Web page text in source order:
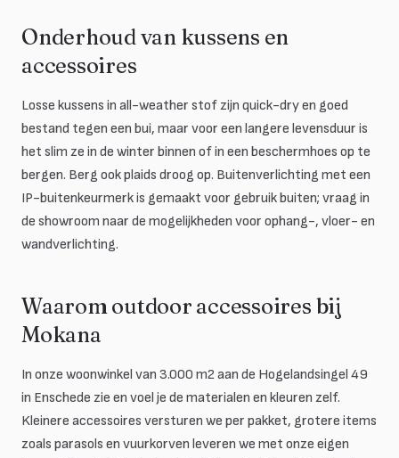
Onderhoud van kussens en
accessoires
Losse kussens in all-weather stof zijn quick-dry en goed
bestand tegen een bui, maar voor een langere levensduur is
het slim ze in de winter binnen of in een beschermhoes op te
bergen. Berg ook plaids droog op. Buitenverlichting met een
IP-buitenkeurmerk is gemaakt voor gebruik buiten; vraag in
de showroom naar de mogelijkheden voor ophang-, vloer- en
wandverlichting.
Waarom outdoor accessoires bij
Mokana
In onze woonwinkel van 3.000 m2 aan de Hogelandsingel 49
in Enschede zie en voel je de materialen en kleuren zelf.
Kleinere accessoires versturen we per pakket, grotere items
zoals parasols en vuurkorven leveren we met onze eigen